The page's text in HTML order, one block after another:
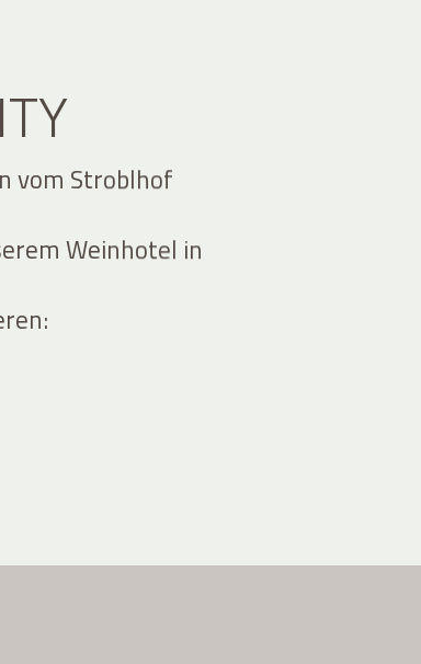
vom Stroblhof
Weinhotel in